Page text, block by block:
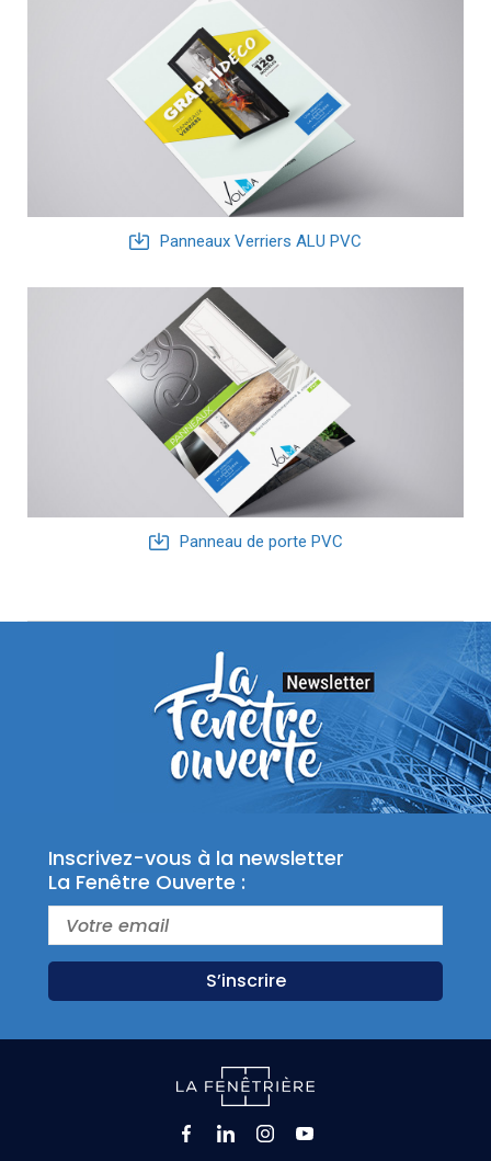
Panneaux Verriers ALU PVC
Panneau de porte PVC
Inscrivez-vous à la newsletter
La Fenêtre Ouverte :
S’inscrire
Facebook
LinkedInInstagramYoutube